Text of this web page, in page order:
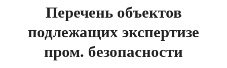
Перечень объектов
подлежащих экспертизе
пром. безопасности